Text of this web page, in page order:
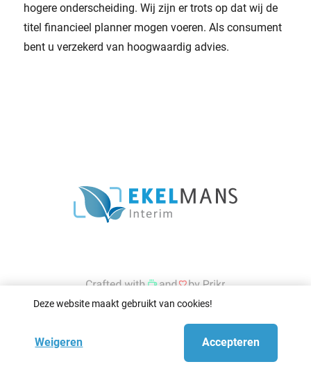
hogere onderscheiding. Wij zijn er trots op dat wij de
titel financieel planner mogen voeren. Als consument
bent u verzekerd van hoogwaardig advies.
Deze website maakt gebruikt van cookies!
Weigeren Accepteren